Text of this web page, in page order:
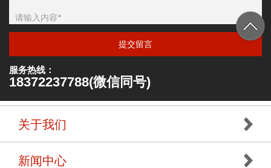
提交留言
服务热线：
18372237788(微信同号)
关于我们
新闻中心